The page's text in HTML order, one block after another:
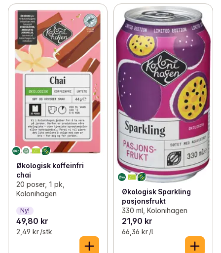
Økologisk koffeinfri
chai
20 poser, 1 pk,
Kolonihagen
Ny!
49,80 kr
2,49 kr /stk
Økologisk Sparkling
pasjonsfrukt
330 ml, Kolonihagen
21,90 kr
66,36 kr /l